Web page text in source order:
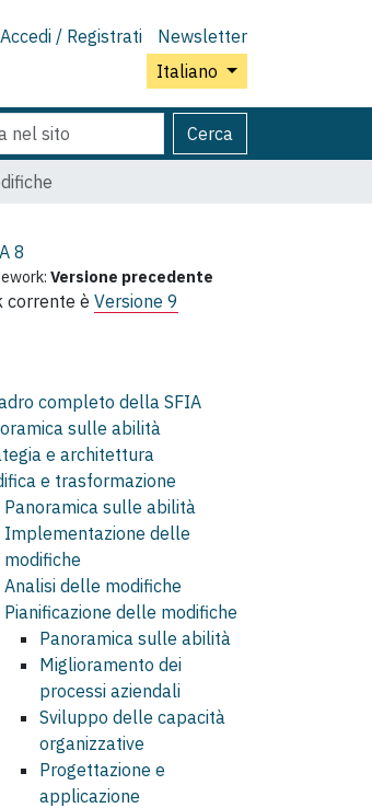
Accedi / Registrati
Newsletter
Italiano
Cerca
8
Versione precedente
corrente è Versione 9
completo della SFIA
sulle abilità
e architettura
e trasformazione
Panoramica sulle abilità
Implementazione delle
modifiche
Analisi delle modifiche
Pianificazione delle modifiche
Panoramica sulle abilità
Miglioramento dei
processi aziendali
Sviluppo delle capacità
organizzative
Progettazione e
applicazione